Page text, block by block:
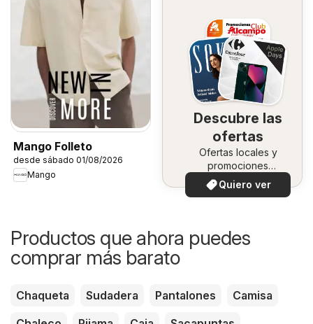
Mango Folleto
desde sábado 01/08/2026
Mango
Descubre las
ofertas
Ofertas locales y
promociones
especiales.
Quiero ver
Productos que ahora puedes
comprar más barato
Chaqueta Sudadera Pantalones
Camisa